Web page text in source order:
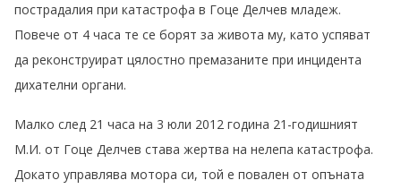
пострадалия при катастрофа в Гоце Делчев младеж.
Повече от 4 часа те се борят за живота му, като успяват
да реконструират цялостно премазаните при инцидента
дихателни органи.
Малко след 21 часа на 3 юли 2012 година 21-годишният
М.И. от Гоце Делчев става жертва на нелепа катастрофа.
Докато управлява мотора си, той е повален от опъната